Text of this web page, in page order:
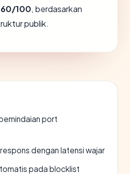
60/100, berdasarkan
publik.
port
dengan latensi wajar
pada blocklist